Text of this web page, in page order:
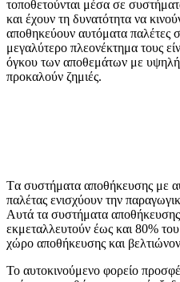
τοποθετούνται μέσα σε
και έχουν τη δυνατότητα να
αποθηκεύουν αυτόματα παλέτες
μεγαλύτερο πλεονέκτημα τους
όγκου των αποθεμάτων με υψηλή
προκαλούν ζημιές.
Tα συστήματα αποθήκευσης με
παλέτας ενισχύουν την
Αυτά τα συστήματα
εκμεταλλευτούν έως και 80%
χώρο αποθήκευσης και
Το αυτοκινούμενο φορείο